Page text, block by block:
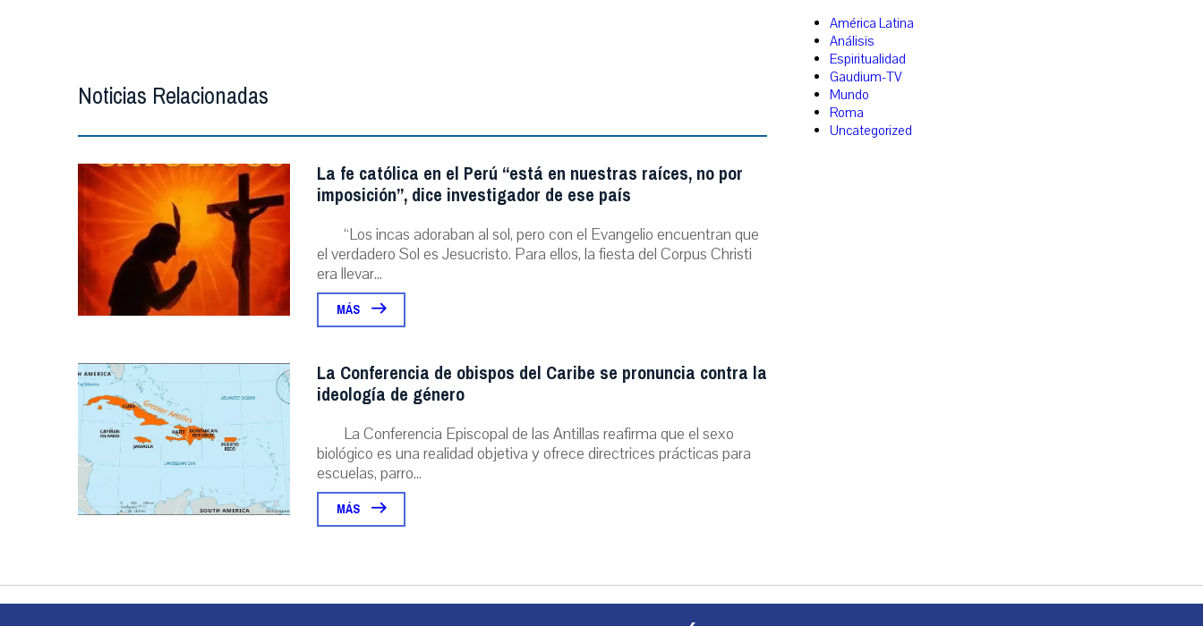
Noticias Relacionadas
La fe católica en el Perú “está en nuestras raíces, no por
imposición”, dice investigador de ese país
“Los incas adoraban al sol, pero con el Evangelio encuentran que
el verdadero Sol es Jesucristo. Para ellos, la fiesta del Corpus Christi
era llevar...
MÁS
La Conferencia de obispos del Caribe se pronuncia contra la
ideología de género
La Conferencia Episcopal de las Antillas reafirma que el sexo
biológico es una realidad objetiva y ofrece directrices prácticas para
escuelas, parro...
MÁS
América Latina
Análisis
Espiritualidad
Gaudium-TV
Mundo
Roma
Uncategorized